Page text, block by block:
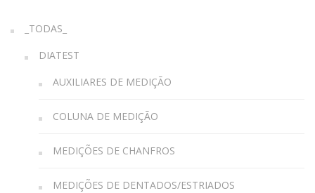
_TODAS_
DIATEST
AUXILIARES DE MEDIÇÃO
COLUNA DE MEDIÇÃO
MEDIÇÕES DE CHANFROS
MEDIÇÕES DE DENTADOS/ESTRIADOS